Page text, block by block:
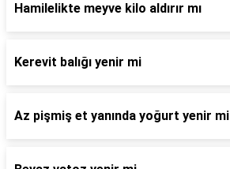
Hamilelikte meyve kilo aldırır mı
Kerevit balığı yenir mi
Az pişmiş et yanında yoğurt yenir mi